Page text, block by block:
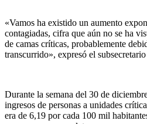
«Vamos ha existido un aumento
contagiadas, cifra que aún no se ha
de camas críticas, probablemente
transcurrido», expresó el
Durante la semana del 30 de
ingresos de personas a unidades
era de 6,19 por cada 100 mil